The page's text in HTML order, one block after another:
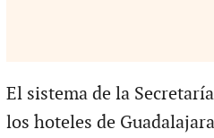
El sistema de la
los hoteles de